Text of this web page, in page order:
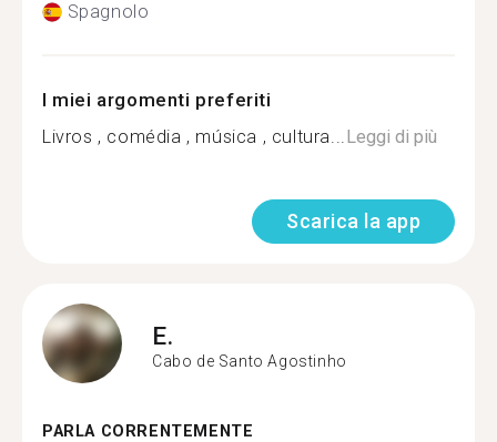
Spagnolo
I miei argomenti preferiti
Livros , comédia , música , cultura...Leggi di più
Scarica la app
E.
Cabo de Santo Agostinho
PARLA CORRENTEMENTE